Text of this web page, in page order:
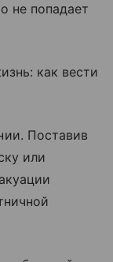
не попадает
как вести
Поставив
или